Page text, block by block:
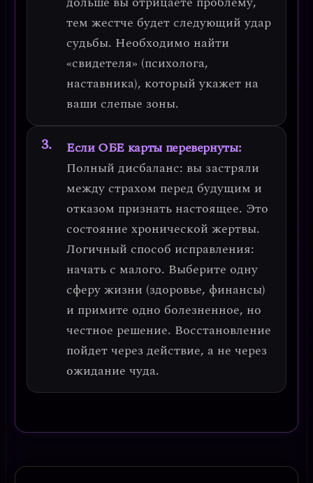
тем жестче будет следующий удар
судьбы. Необходимо найти
«свидетеля» (психолога,
наставника), который укажет на
ваши слепые зоны.
Если ОБЕ карты перевернуты:
Полный дисбаланс: вы застряли
между страхом перед будущим и
отказом признать настоящее. Это
состояние хронической жертвы.
Логичный способ исправления:
начать с малого. Выберите одну
сферу жизни (здоровье, финансы)
и примите одно болезненное, но
честное решение. Восстановление
пойдет через действие, а не через
ожидание чуда.